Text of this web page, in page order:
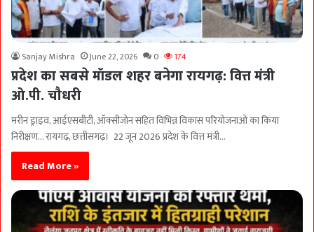
Sanjay Mishra June 22, 2026 0 174
प्रदेश का सबसे मॉडल शहर बनेगा रायगढ़: वित्त मंत्री
ओ.पी. चौधरी
मरीन ड्राइव, आईएसबीटी, ऑक्सीजोन सहित विभिन्न विकास परियोजनाओं का किया
निरीक्षण… रायगढ़, छत्तीसगढ़। 22 जून 2026 प्रदेश के वित्त मंत्री…
Read More »